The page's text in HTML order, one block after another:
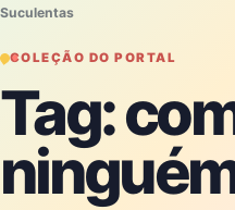
Suculentas
COLEÇÃO DO PORTAL
Tag: